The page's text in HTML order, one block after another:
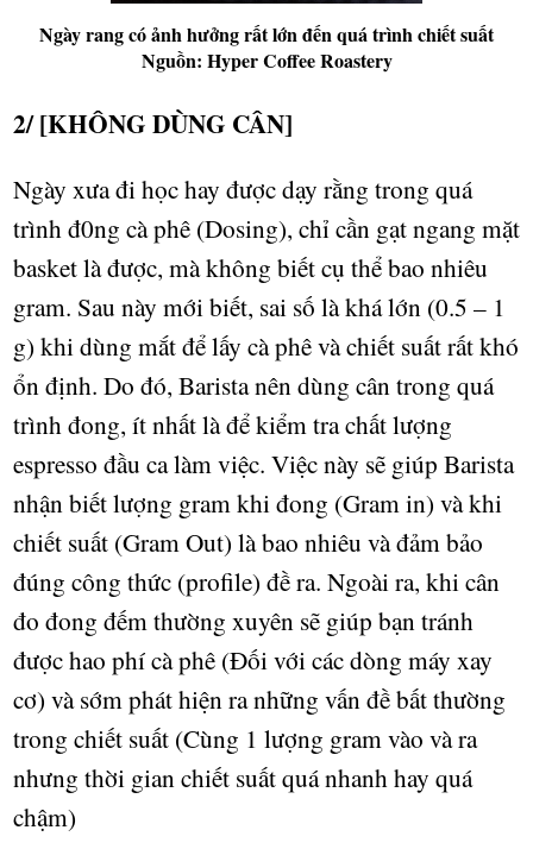
Ngày rang có ảnh hưởng rất lớn đến quá trình chiết suất
Nguồn: Hyper Coffee Roastery
2/ [KHÔNG DÙNG CÂN]
Ngày xưađi học hay được dạy rằng trong quá
trình đ0ng cà phê (Dosing), chỉ cần gạt ngang mặt
basket là được, mà không biết cụ thểbao nhiêu
gram. Sau này mới biết, sai số là khá lớn (0.5 – 1
g) khi dùng mắt đểlấy cà phê và chiết suất rất khó
ổn định. Do đó, Barista nên dùng cân trong quá
trình đong, ít nhất là đểkiểm tra chất lượng
espresso đầu ca làm việc. Việc này sẽ giúp Barista
nhận biết lượng gram khi đong (Gram in) và khi
chiết suất (Gram Out) là bao nhiêu và đảm bảo
đúng công thức (profile) đềra. Ngoài ra, khi cân
đo đong đếm thường xuyên sẽ giúp bạn tránh
được hao phí cà phê (Đối với các dòng máy xay
cơ) vàsớm phát hiện ra những vấn đềbất thường
trong chiết suất (Cùng 1 lượng gram vào và ra
nhưng thời gian chiết suất quá nhanh hay quá
chậm)